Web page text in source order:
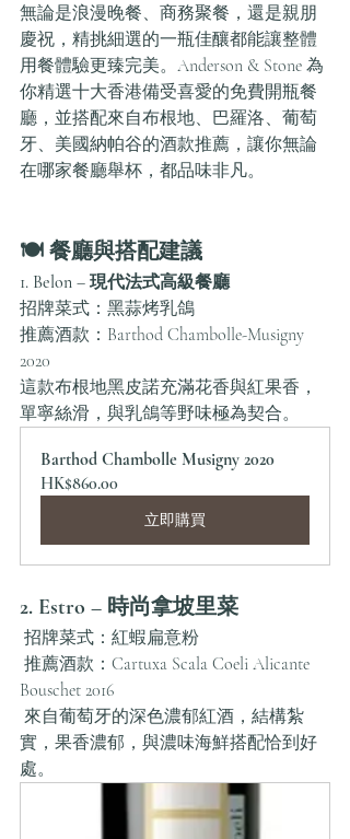
無論是浪漫晚餐、商務聚餐，還是親朋
慶祝，精挑細選的一瓶佳釀都能讓整體
用餐體驗更臻完美。Anderson & Stone 為
你精選十大香港備受喜愛的免費開瓶餐
廳，並搭配來自布根地、巴羅洛、葡萄
牙、美國納帕谷的酒款推薦，讓你無論
在哪家餐廳舉杯，都品味非凡。
🍽 餐廳與搭配建議
1. Belon – 現代法式高級餐廳
招牌菜式：黑蒜烤乳鴿
推薦酒款：Barthod Chambolle-Musigny
2020
這款布根地黑皮諾充滿花香與紅果香，
單寧絲滑，與乳鴿等野味極為契合。
Barthod Chambolle Musigny 2020
HK$860.00
立即購買
2. Estro – 時尚拿坡里菜
招牌菜式：紅蝦扁意粉
Bouschet 2016
實，果香濃郁，與濃味海鮮搭配恰到好
處。